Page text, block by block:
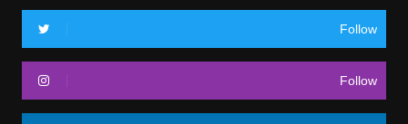
Follow
Follow